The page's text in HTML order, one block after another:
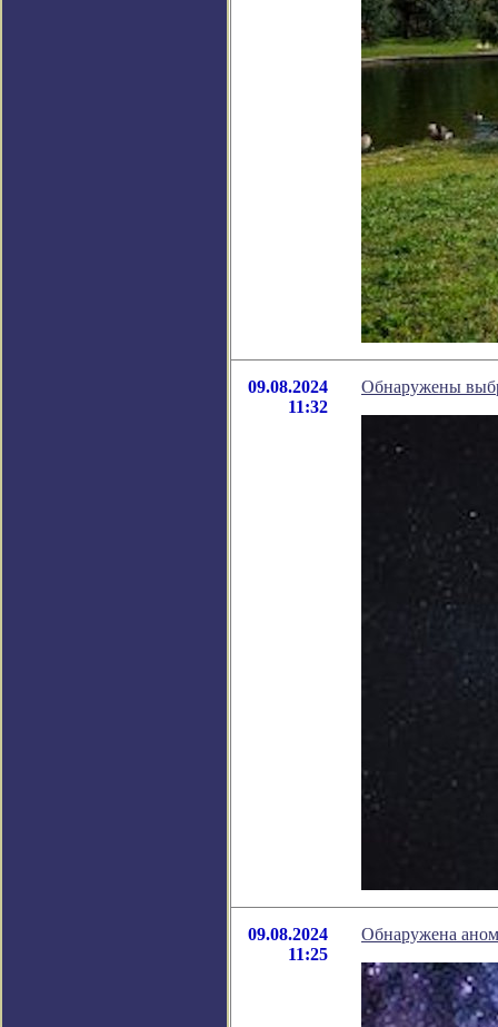
09.08.2024
11:32
Обнаружены
09.08.2024
11:25
Обнаружена